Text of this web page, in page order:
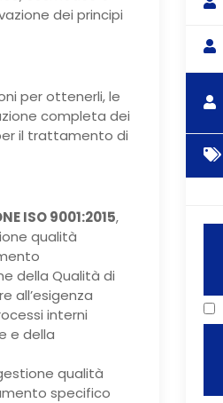
dei principi
per ottenerli, le
completa dei
il trattamento di
ISO 9001:2015,
qualità
della Qualità di
all’esigenza
interni
e della
qualità
specifico